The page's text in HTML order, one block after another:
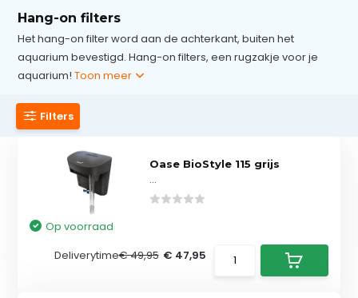
Hang-on filters
Het hang-on filter word aan de achterkant, buiten het
aquarium bevestigd. Hang-on filters, een rugzakje voor je
aquarium!Toon meer
Filters
Oase BioStyle 115 grijs
...
Op voorraad
Deliverytime€ 49,95 € 47,95